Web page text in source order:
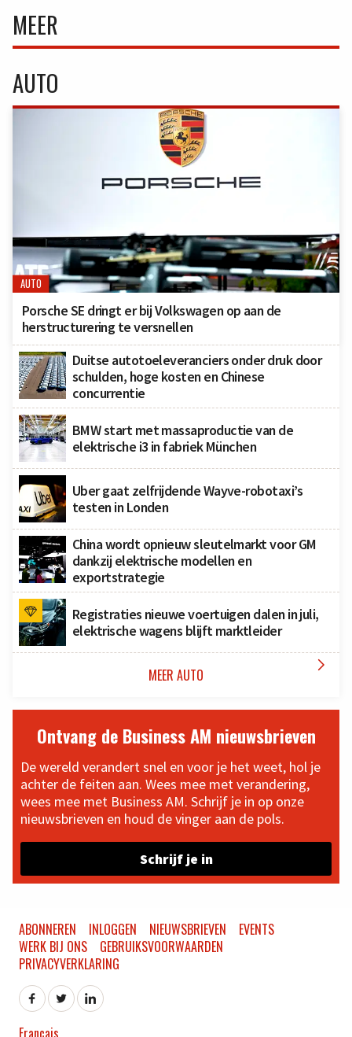
MEER
AUTO
AUTO
Porsche SE dringt er bij Volkswagen op aan de
herstructurering te versnellen
Duitse autotoeleveranciers onder druk door
schulden, hoge kosten en Chinese
concurrentie
BMW start met massaproductie van de
elektrische i3 in fabriek München
Uber gaat zelfrijdende Wayve-robotaxi’s
testen in Londen
China wordt opnieuw sleutelmarkt voor GM
dankzij elektrische modellen en
exportstrategie
Registraties nieuwe voertuigen dalen in juli,
elektrische wagens blijft marktleider
MEER AUTO 
Ontvang de Business AM nieuwsbrieven
De wereld verandert snel en voor je het weet, hol je
achter de feiten aan. Wees mee met verandering,
wees mee met Business AM. Schrijf je in op onze
nieuwsbrieven en houd de vinger aan de pols.
Schrijf je in
ABONNEREN INLOGGEN NIEUWSBRIEVEN
EVENTS
WERK BIJ ONS
GEBRUIKSVOORWAARDEN
PRIVACYVERKLARING
Français